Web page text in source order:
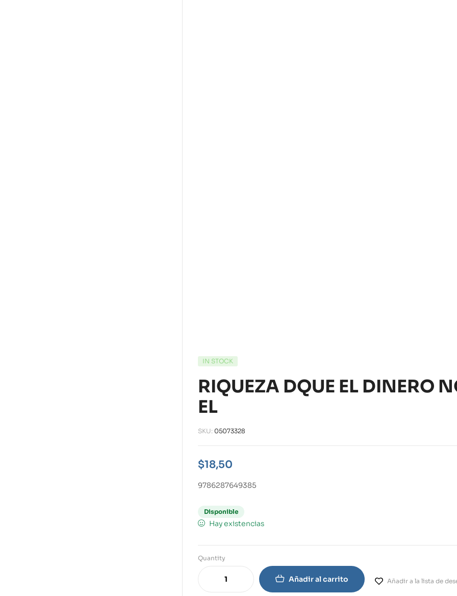
IN STOCK
RIQUEZA DQUE EL DINERO
EL
SKU: 05073328
$18,50
9786287649385
Disponible
Hay existencias
Quantity
Añadir al carrito Añadir a la lista de